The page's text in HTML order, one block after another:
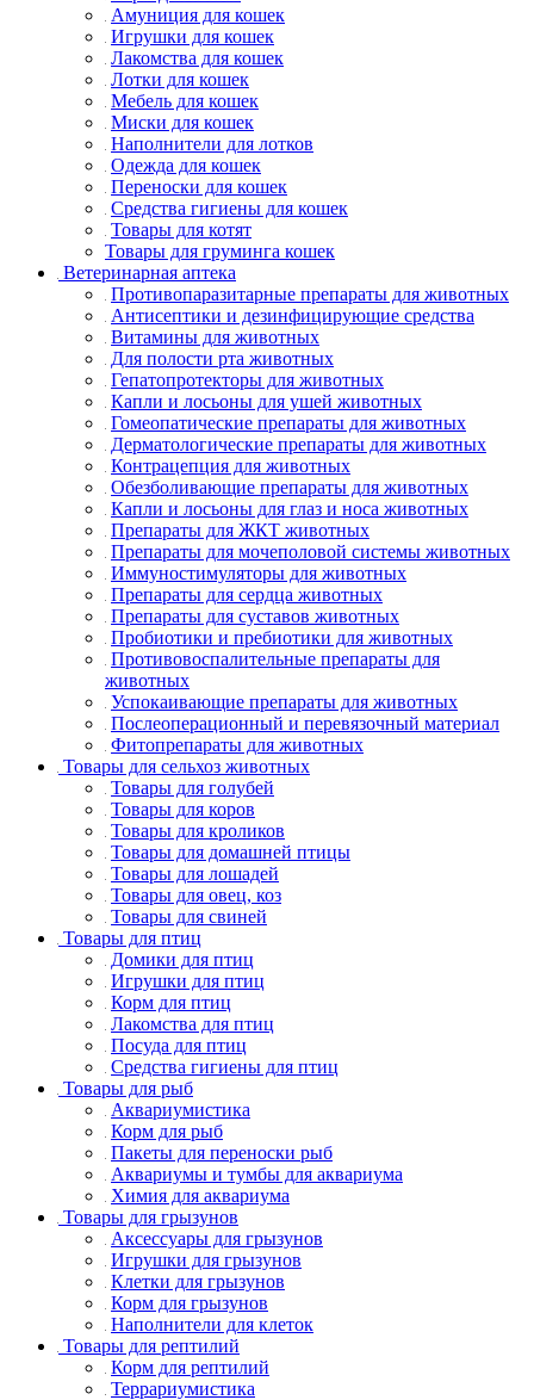
Амуниция для кошек
Игрушки для кошек
Лакомства для кошек
Лотки для кошек
Мебель для кошек
Миски для кошек
Наполнители для лотков
Одежда для кошек
Переноски для кошек
Средства гигиены для кошек
Товары для котят
Товары для груминга кошек
Ветеринарная аптека
Противопаразитарные препараты для животных
Антисептики и дезинфицирующие средства
Витамины для животных
Для полости рта животных
Гепатопротекторы для животных
Капли и лосьоны для ушей животных
Гомеопатические препараты для животных
Дерматологические препараты для животных
Контрацепция для животных
Обезболивающие препараты для животных
Капли и лосьоны для глаз и носа животных
Препараты для ЖКТ животных
Препараты для мочеполовой системы животных
Иммуностимуляторы для животных
Препараты для сердца животных
Препараты для суставов животных
Пробиотики и пребиотики для животных
Противовоспалительные препараты для
животных
Успокаивающие препараты для животных
Послеоперационный и перевязочный материал
Фитопрепараты для животных
Товары для сельхоз животных
Товары для голубей
Товары для коров
Товары для кроликов
Товары для домашней птицы
Товары для лошадей
Товары для овец, коз
Товары для свиней
Товары для птиц
Домики для птиц
Игрушки для птиц
Корм для птиц
Лакомства для птиц
Посуда для птиц
Средства гигиены для птиц
Товары для рыб
Аквариумистика
Корм для рыб
Пакеты для переноски рыб
Аквариумы и тумбы для аквариума
Химия для аквариума
Товары для грызунов
Аксессуары для грызунов
Игрушки для грызунов
Клетки для грызунов
Корм для грызунов
Наполнители для клеток
Товары для рептилий
Корм для рептилий
Террариумистика